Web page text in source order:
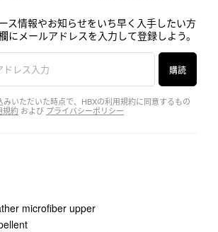
ス情報やお知らせをいち早く入手したい方
にメールアドレスを入力して登録しよう。
購読
みいただいた時点で、HBXの利用規約に同意するもの
規約 および プライバシーポリシー
microfiber upper